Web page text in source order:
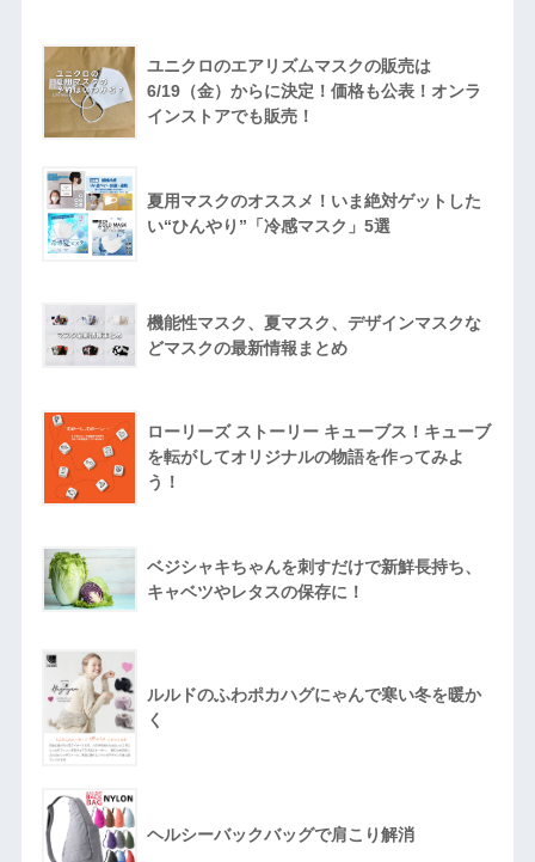
ユニクロのエアリズムマスクの販売は
6/19（金）からに決定！価格も公表！オンラ
インストアでも販売！
夏用マスクのオススメ！いま絶対ゲットした
い“ひんやり”「冷感マスク」5選
機能性マスク、夏マスク、デザインマスクな
どマスクの最新情報まとめ
ローリーズ ストーリー キューブス！キューブ
を転がしてオリジナルの物語を作ってみよ
う！
ベジシャキちゃんを刺すだけで新鮮長持ち、
キャベツやレタスの保存に！
ルルドのふわポカハグにゃんで寒い冬を暖か
く
ヘルシーバックバッグで肩こり解消